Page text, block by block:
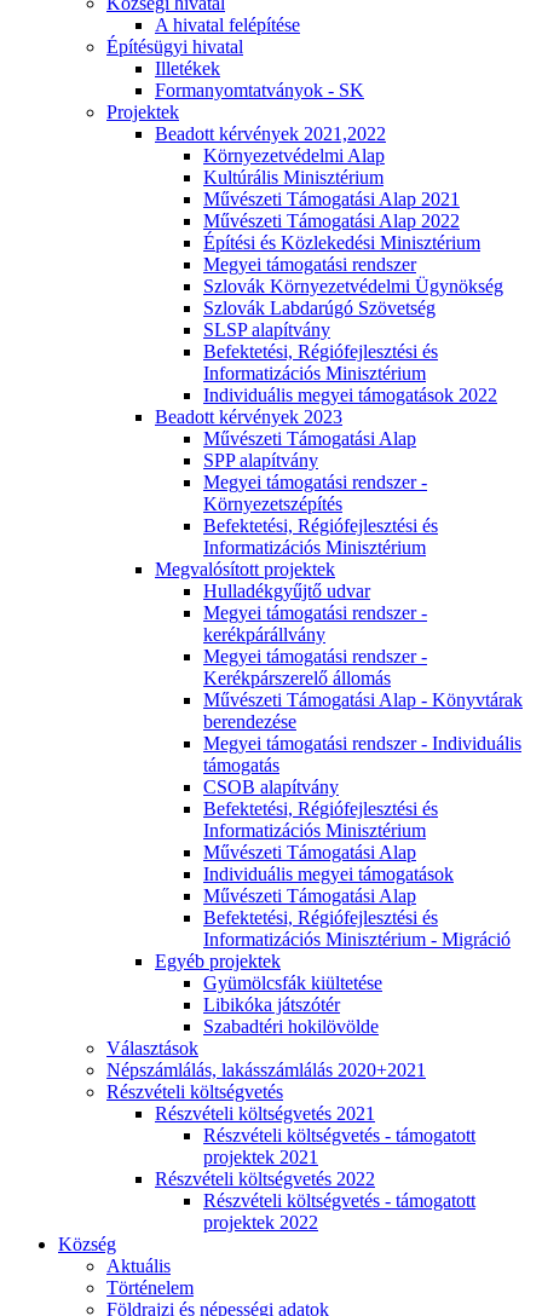
A hivatal felépítése
Építésügyi hivatal
Illetékek
Formanyomtatványok - SK
Projektek
Beadott kérvények 2021,2022
Környezetvédelmi Alap
Kultúrális Minisztérium
Művészeti Támogatási Alap 2021
Művészeti Támogatási Alap 2022
Építési és Közlekedési Minisztérium
Megyei támogatási rendszer
Szlovák Környezetvédelmi Ügynökség
Szlovák Labdarúgó Szövetség
SLSP alapítvány
Befektetési, Régiófejlesztési és
Informatizációs Minisztérium
Individuális megyei támogatások 2022
Beadott kérvények 2023
Művészeti Támogatási Alap
SPP alapítvány
Megyei támogatási rendszer -
Környezetszépítés
Befektetési, Régiófejlesztési és
Informatizációs Minisztérium
Megvalósított projektek
Hulladékgyűjtő udvar
Megyei támogatási rendszer -
kerékpárállvány
Megyei támogatási rendszer -
Kerékpárszerelő állomás
Művészeti Támogatási Alap - Könyvtárak
berendezése
Megyei támogatási rendszer - Individuális
támogatás
CSOB alapítvány
Befektetési, Régiófejlesztési és
Informatizációs Minisztérium
Művészeti Támogatási Alap
Individuális megyei támogatások
Művészeti Támogatási Alap
Befektetési, Régiófejlesztési és
Informatizációs Minisztérium - Migráció
Egyéb projektek
Gyümölcsfák kiültetése
Libikóka játszótér
Szabadtéri hokilövölde
Választások
Népszámlálás, lakásszámlálás 2020+2021
Részvételi költségvetés
Részvételi költségvetés 2021
Részvételi költségvetés - támogatott
projektek 2021
Részvételi költségvetés 2022
Részvételi költségvetés - támogatott
projektek 2022
Község
Aktuális
Történelem
Földrajzi és népességi adatok